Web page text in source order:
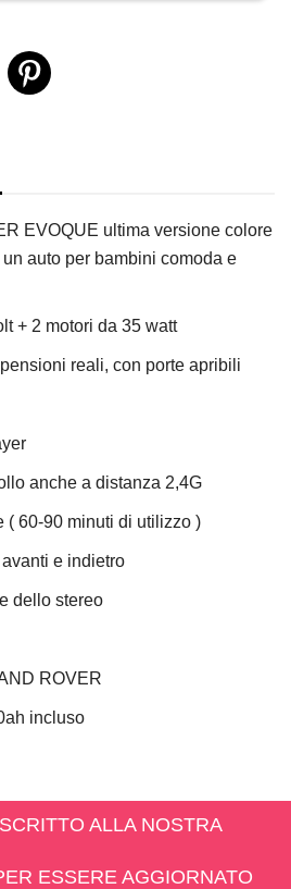
EVOQUE ultima versione colore
auto per bambini comoda e
+ 2 motori da 35 watt
reali, con porte apribili
anche a distanza 2,4G
( 60-90 minuti di utilizzo )
e indietro
dello stereo
ROVER
incluso
ALLA NOSTRA
ESSERE AGGIORNATO